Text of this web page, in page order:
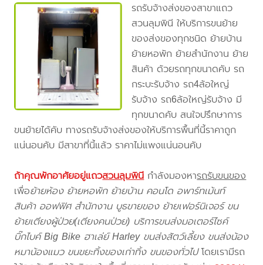
รถรับจ้างส่งของสาขาแถว
สวนลุมพินี ให้บริการขนย้าย
ของส่งของทุกชนิด ย้ายบ้าน
ย้ายหอพัก ย้ายสำนักงาน ย้าย
สินค้า ด้วยรถทุกขนาดคับ รถ
กระบะรับจ้าง รถ4ล้อใหญ่
รับจ้าง รถ6ล้อใหญ่รับจ้าง มี
ทุกขนาดคับ สนใจปรึกษาการ
ขนย้ายได้คับ ทางรถรับจ้างส่งของให้บริการพื้นที่นี้ราคาถูก
แน่นอนคับ มีสาขาที่นี้แล้ว ราคาไม่แพงแน่นอนคับ
ถ้าคุณพักอาศัยอยู่แถวสวนลุมพินีกำลังมองหารถรับขนของ
เพื่อย้ายห้อง ย้ายหอพัก ย้ายบ้าน คอนโด อพาร์ทเม้นท์
สินค้า ออฟฟิศ สำนักงาน บูธขายของ ย้ายเฟอร์นิเจอร์ ขน
ย้ายเตียงผู้ป่วย(เตียงคนป่วย) บริการขนส่งมอเตอร์ไซค์
บิ๊กไบค์ Big Bike ฮาเล่ย์ Harley ขนส่งสัตว์เลี้ยง ขนส่งน้อง
หมาน้องแมว ขนขยะทิ้งของเก่าทิ้ง ขนของทั่วไปโดยเรามีรถ